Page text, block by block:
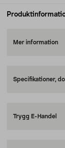
Mer information
Specifikationer,
Trygg E-Handel